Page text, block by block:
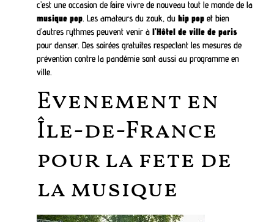
c’est une occasion de faire vivre de nouveau tout le monde de la
musique pop. Les amateurs du zouk, du hip pop et bien
d’autres rythmes peuvent venir à l’Hôtel de ville de paris
pour danser. Des soirées gratuites respectant les mesures de
prévention contre la pandémie sont aussi au programme en
ville.
Evenement en
Île-de-France
pour la fete de
la musique